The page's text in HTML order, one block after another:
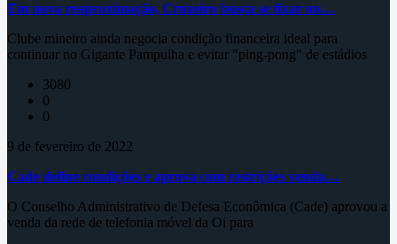
Em nova reaproximação, Cruzeiro busca se fixar no…
Clube mineiro ainda negocia condição financeira ideal para
continuar no Gigante Pampulha e evitar "ping-pong" de estádios
3080
0
0
9 de fevereiro de 2022
Cade define condições e aprova com restrições venda…
O Conselho Administrativo de Defesa Econômica (Cade) aprovou a
venda da rede de telefonia móvel da Oi para